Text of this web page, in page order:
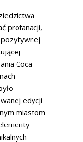
profanacji,
Coca-
edycji
miastom